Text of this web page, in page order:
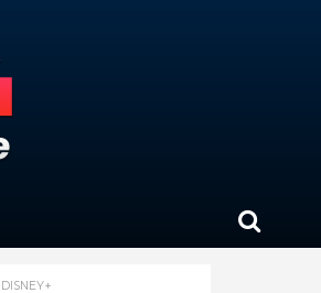
DISNEY+